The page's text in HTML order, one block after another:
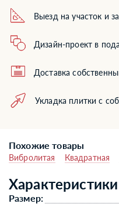
Выезд на участок и
Дизайн-проект в
Доставка
Укладка плитки с
Похожие товары
Вибролитая Квадратная
Характеристики
Размер: